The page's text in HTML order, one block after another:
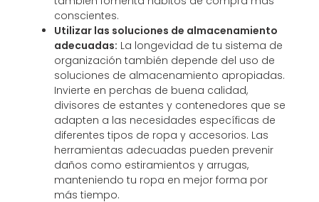
conscientes.
Utilizar las soluciones de almacenamiento
adecuadas: La longevidad de tu sistema de
organización también depende del uso de
soluciones de almacenamiento apropiadas.
Invierte en perchas de buena calidad,
divisores de estantes y contenedores que se
adapten a las necesidades específicas de
diferentes tipos de ropa y accesorios. Las
herramientas adecuadas pueden prevenir
daños como estiramientos y arrugas,
manteniendo tu ropa en mejor forma por
más tiempo.